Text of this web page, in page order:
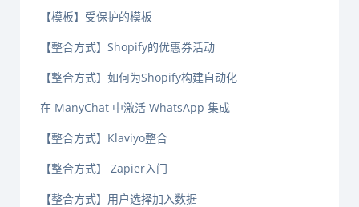
【模板】受保护的模板
【整合方式】Shopify的优惠券活动
【整合方式】如何为Shopify构建自动化
在 ManyChat 中激活 WhatsApp 集成
【整合方式】Klaviyo整合
【整合方式】 Zapier入门
【整合方式】用户选择加入数据